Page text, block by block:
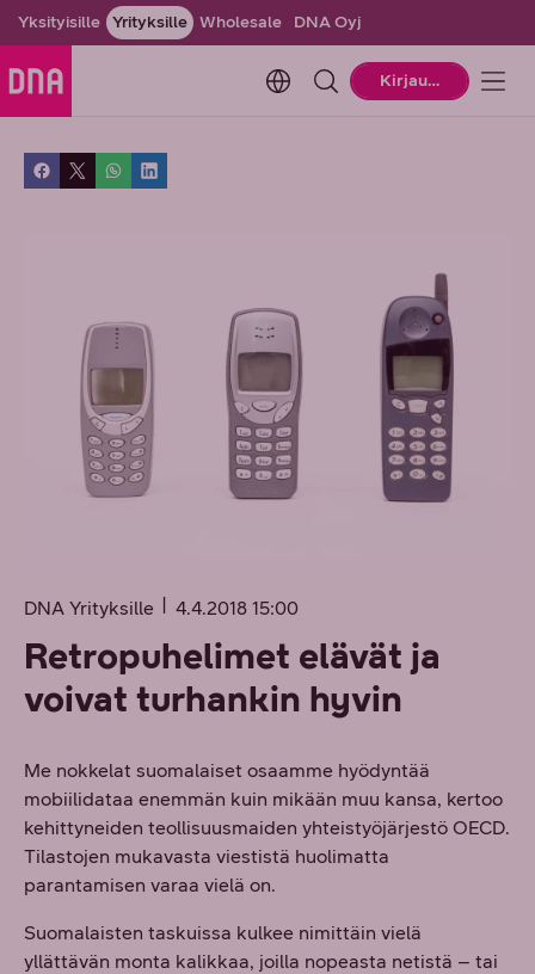
Yksityisille Yrityksille Wholesale DNA Oyj
Change language. Current
Kirjaudu
DNA Yrityksille 4.4.2018 15:00
Retropuhelimet elävät ja
voivat turhankin hyvin
Me nokkelat suomalaiset osaamme hyödyntää
mobiilidataa enemmän kuin mikään muu kansa, kertoo
kehittyneiden teollisuusmaiden yhteistyöjärjestö OECD.
Tilastojen mukavasta viestistä huolimatta
parantamisen varaa vielä on.
Suomalaisten taskuissa kulkee nimittäin vielä
yllättävän monta kalikkaa, joilla nopeasta netistä – tai